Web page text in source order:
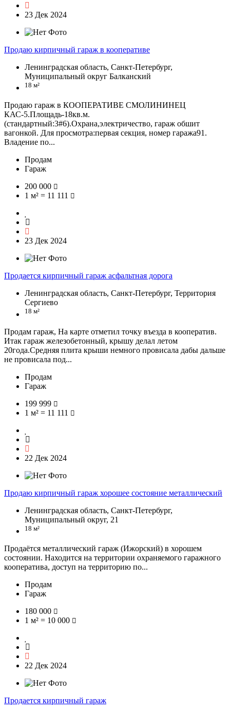
23 Дек 2024
Продаю кирпичный гараж в кооперативе
Ленинградская область, Санкт-Петербург,
Муниципальный округ Балканский
18 м²
Продаю гараж в КООПЕРАТИВЕ СМОЛИНИНЕЦ
КАС-5.Площадь-18кв.м.
(стандартный:3#6).Охрана,электричество, гараж обшит
вагонкой. Для просмотра:первая секция, номер гаража91.
Владение по...
Продам
Гараж
200 000
1 м² = 11 111
23 Дек 2024
Продается кирпичный гараж асфальтная дорога
Ленинградская область, Санкт-Петербург, Территория
Сергиево
18 м²
Продам гараж, На карте отметил точку въезда в кооператив.
Итак гараж железобетонный, крышу делал летом
20года.Средняя плита крыши немного провисала дабы дальше
не провисала под...
Продам
Гараж
199 999
1 м² = 11 111
22 Дек 2024
Продаю кирпичный гараж хорошее состояние металлический
Ленинградская область, Санкт-Петербург,
Муниципальный округ, 21
18 м²
Продаётся металлический гараж (Ижорский) в хорошем
состоянии. Находится на территории охраняемого гаражного
кооператива, доступ на территорию по...
Продам
Гараж
180 000
1 м² = 10 000
22 Дек 2024
Продается кирпичный гараж